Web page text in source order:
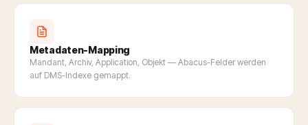
Metadaten-Mapping
Mandant, Archiv, Application, Objekt — Abacus-Felder werden
auf DMS-Indexe gemappt.